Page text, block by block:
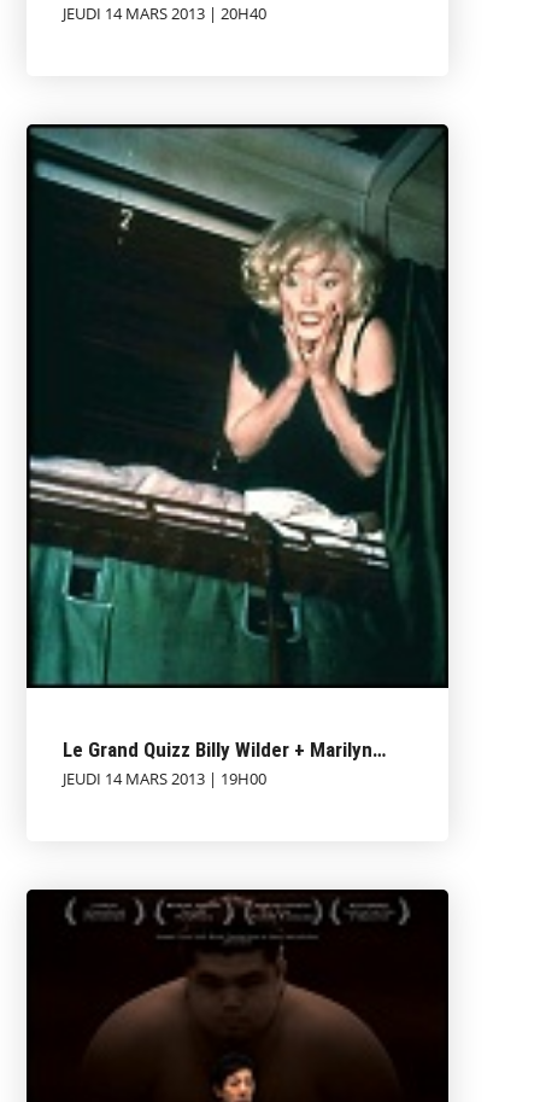
JEUDI 14 MARS 2013 | 20H40
Le Grand Quizz Billy Wilder + Marilyn…
JEUDI 14 MARS 2013 | 19H00